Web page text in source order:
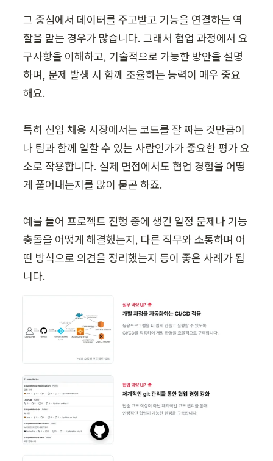
그 중심에서 데이터를 주고받고 기능을 연결하는 역
할을 맡는 경우가 많습니다. 그래서 협업 과정에서 요
구사항을 이해하고, 기술적으로 가능한 방안을 설명
하며, 문제 발생 시 함께 조율하는 능력이 매우 중요
해요.
특히 신입 채용 시장에서는 코드를 잘 짜는 것만큼이
나 팀과 함께 일할 수 있는 사람인가가 중요한 평가 요
소로 작용합니다. 실제 면접에서도 협업 경험을 어떻
게 풀어내는지를 많이 묻곤 하죠.
예를 들어 프로젝트 진행 중에 생긴 일정 문제나 기능
충돌을 어떻게 해결했는지, 다른 직무와 소통하며 어
떤 방식으로 의견을 정리했는지 등이 좋은 사례가 됩
니다.